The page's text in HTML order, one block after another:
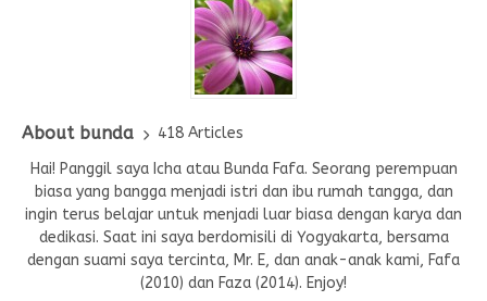
About bunda
418 Articles
Hai! Panggil saya Icha atau Bunda Fafa. Seorang perempuan
biasa yang bangga menjadi istri dan ibu rumah tangga, dan
ingin terus belajar untuk menjadi luar biasa dengan karya dan
dedikasi. Saat ini saya berdomisili di Yogyakarta, bersama
dengan suami saya tercinta, Mr. E, dan anak-anak kami, Fafa
(2010) dan Faza (2014). Enjoy!